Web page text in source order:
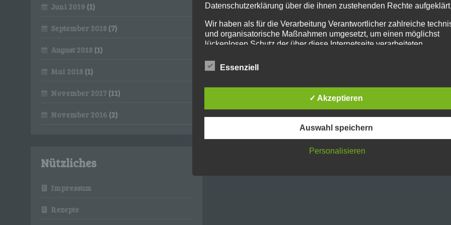
Juni 2019 (1)
September 2018 (7)
August 2018 (1)
Mai 2018 (1)
November 2017 (11)
November 2016 (2)
Nützliches
Impressum
Rezepte
Datenschutzerklärung über die ihnen zustehenden Rechte aufgeklärt.
Wir haben als für die Verarbeitung Verantwortlicher zahlreiche
und organisatorische Maßnahmen umgesetzt, um einen möglichst
lückenlosen Schutz der über diese Internetseite verarbeiteten
Internetbasierte Datenübertragungen grundsätzlich Sicherheitslücken
aufweisen, sodass ein absoluter Schutz nicht gewährleistet werden
personenbezogene Daten auch auf alternativen Wegen,
telefonisch, an uns zu übermitteln.
Begriffsbestimmungen
Die Datenschutzerklärung beruht auf den Begrifflichkeiten, die durch den
Europäischen Richtlinien- und Verordnungsgeber beim Erlass der
Essenziell
✓ Akzeptieren
Auswahl speichern
Personalisieren